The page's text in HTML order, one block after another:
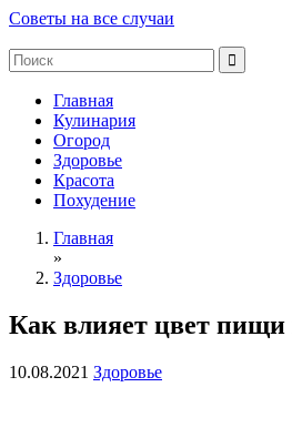
Советы на все случаи
Главная
Кулинария
Огород
Здоровье
Красота
Похудение
Главная
»
Здоровье
Как влияет цвет пищи
10.08.2021 Здоровье